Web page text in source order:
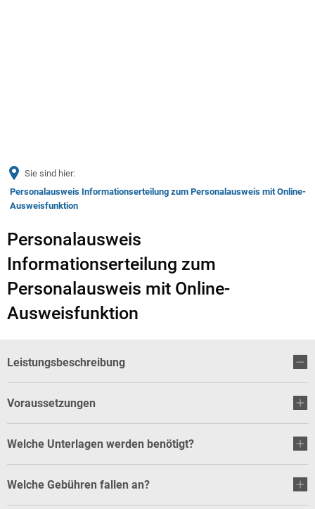
Sie sind hier:
Personalausweis Informationserteilung zum Personalausweis mit Online-
Ausweisfunktion
Personalausweis
Informationserteilung zum
Personalausweis mit Online-
Ausweisfunktion
Leistungsbeschreibung
Voraussetzungen
Welche Unterlagen werden benötigt?
Welche Gebühren fallen an?